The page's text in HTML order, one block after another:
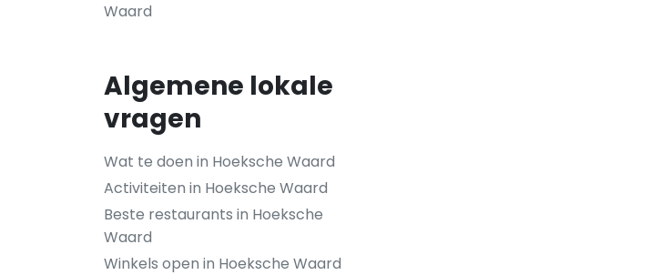
Waard
Algemene lokale
vragen
Wat te doen in Hoeksche Waard
Activiteiten in Hoeksche Waard
Beste restaurants in Hoeksche
Waard
Winkels open in Hoeksche Waard